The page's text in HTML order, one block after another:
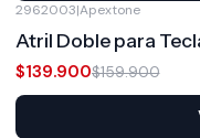
2962003|Apextone
Atril Doble para
$139.900$159.900